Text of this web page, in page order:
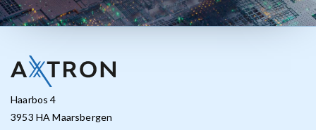
Haarbos 4
3953 HA Maarsbergen